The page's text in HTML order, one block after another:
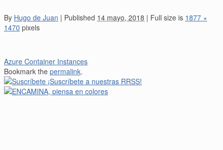
By Hugo de Juan | Published 14 mayo, 2018 | Full size is 1877 ×
1470 pixels
Azure Container Instances
Bookmark the permalink.
¡Suscríbete a nuestras RRSS!